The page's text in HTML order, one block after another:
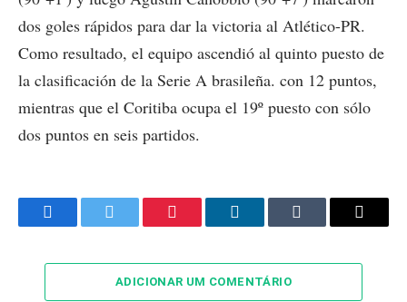
dos goles rápidos para dar la victoria al Atlético-PR.
Como resultado, el equipo ascendió al quinto puesto de
la clasificación de la Serie A brasileña. con 12 puntos,
mientras que el Coritiba ocupa el 19º puesto con sólo
dos puntos en seis partidos.
FacebookTwitter Pinterest LinkedInTumblr Email
ADICIONAR UM COMENTÁRIO